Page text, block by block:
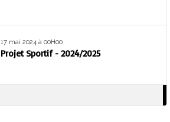
17 mai 2024 à 00H00
Projet Sportif - 2024/2025